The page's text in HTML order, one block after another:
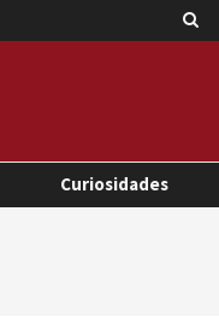
Curiosidades